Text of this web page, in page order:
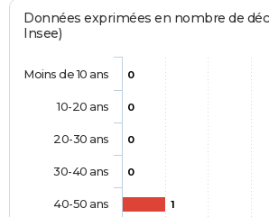
Données exprimées en nombre de
Insee)
0
0
0
0
1
Moins de 10 ans
10-20 ans
20-30 ans
30-40 ans
40-50 ans